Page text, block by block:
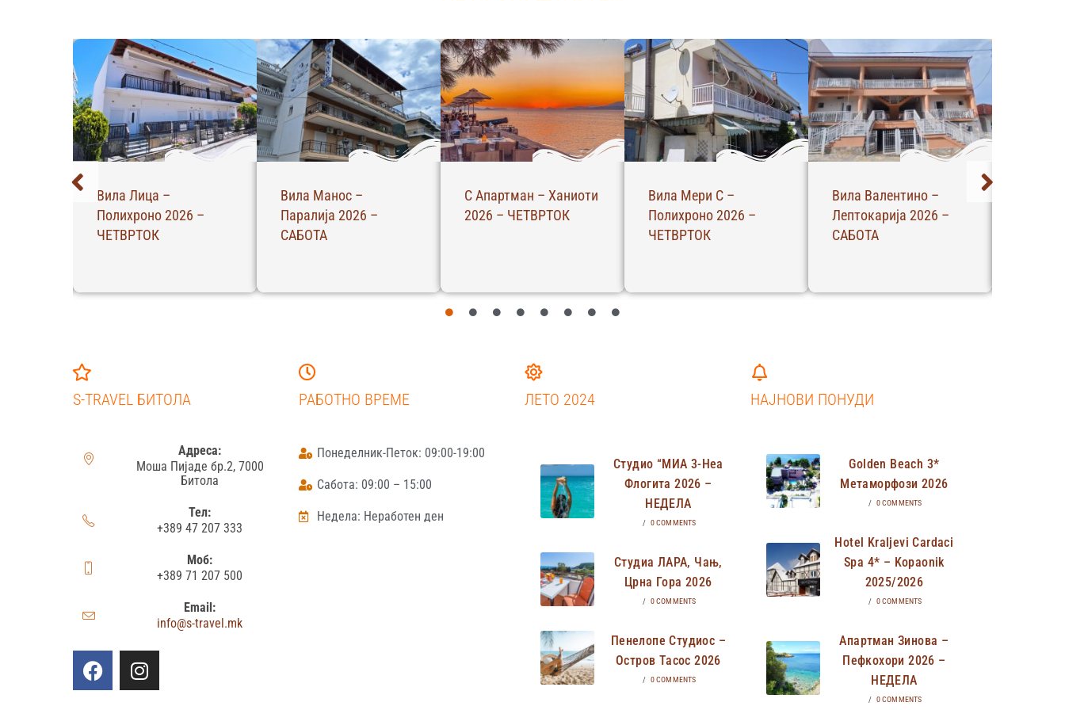
Вила Лица –
Полихроно 2026 –
ЧЕТВРТОК
Вила Манос –
Паралија 2026 –
САБОТА
С Апартман – Ханиоти
2026 – ЧЕТВРТОК
Вила Мери С –
Полихроно 2026 –
ЧЕТВРТОК
Вила Валентино –
Лептокарија 2026 –
САБОТА
S-TRAVEL БИТОЛА
Адреса:
Моша Пијаде бр.2, 7000
Битола
Тел:
+389 47 207 333
Моб:
+389 71 207 500
Email:
info@s-travel.mk
РАБОТНО ВРЕМЕ
Понеделник-Петок: 09:00-19:00
Сабота: 09:00 – 15:00
Недела: Неработен ден
ЛЕТО 2024
Студио “МИА 3-Неа
Флогита 2026 –
НЕДЕЛА
/ 0 COMMENTS
Студиа ЛАРА, Чањ,
Црна Гора 2026
/ 0 COMMENTS
Пенелопе Студиос –
Остров Тасос 2026
/ 0 COMMENTS
НАЈНОВИ ПОНУДИ
Golden Beach 3*
Метаморфози 2026
/ 0 COMMENTS
Hotel Kraljevi Cardaci
Spa 4* – Kopaonik
2025/2026
/ 0 COMMENTS
Апартман Зинова –
Пефкохори 2026 –
НЕДЕЛА
/ 0 COMMENTS